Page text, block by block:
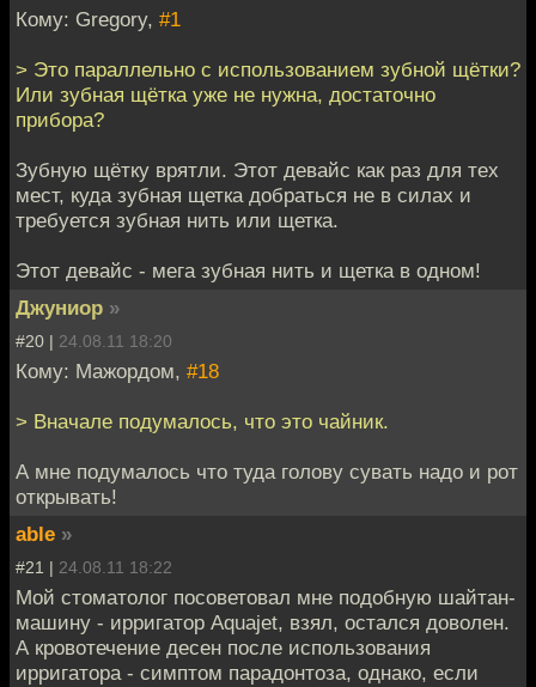
Кому: Gregory, #1
> Это параллельно с использованием зубной щётки?
Или зубная щётка уже не нужна, достаточно
прибора?
Зубную щётку врятли. Этот девайс как раз для тех
мест, куда зубная щетка добраться не в силах и
требуется зубная нить или щетка.
Этот девайс - мега зубная нить и щетка в одном!
Джуниор »
#20 | 24.08.11 18:20
Кому: Мажордом, #18
> Вначале подумалось, что это чайник.
А мне подумалось что туда голову сувать надо и рот
открывать!
able »
#21 | 24.08.11 18:22
Мой стоматолог посоветовал мне подобную шайтан-
машину - ирригатор Aquajet, взял, остался доволен.
А кровотечение десен после использования
ирригатора - симптом парадонтоза, однако, если